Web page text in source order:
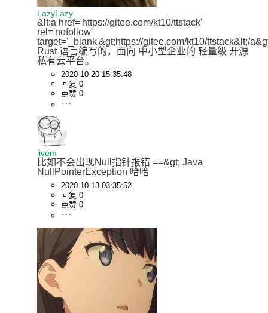
LazyLazy
&lt;a href='https://gitee.com/kt10/ttstack'
rel='nofollow'
target='_blank'&gt;https://gitee.com/kt10/ttstack&lt;/
Rust 语言编写的，面向 中小型企业的 轻量级 开源
私有云平台。
2020-10-20 15:35:48
回复 0
点赞 0
livem
比如不会出现Null指针报错 ==&gt; Java
NullPointerException 哈哈
2020-10-13 03:35:52
回复 0
点赞 0